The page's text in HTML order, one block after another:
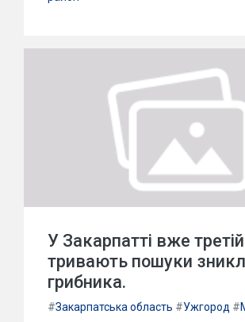
У Закарпатті вже
тривають пошуки
грибника.
#Закарпатська область #Ужгород #